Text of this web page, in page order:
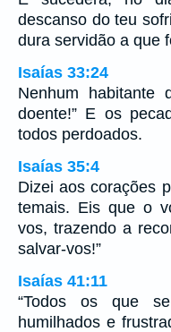
descanso do teu
dura servidão a que
Isaías 33:24
Nenhum habitante
doente!” E os
todos perdoados.
Isaías 35:4
Dizei aos corações
temais. Eis que o
vos, trazendo a
salvar-vos!”
Isaías 41:11
“Todos os que
humilhados e